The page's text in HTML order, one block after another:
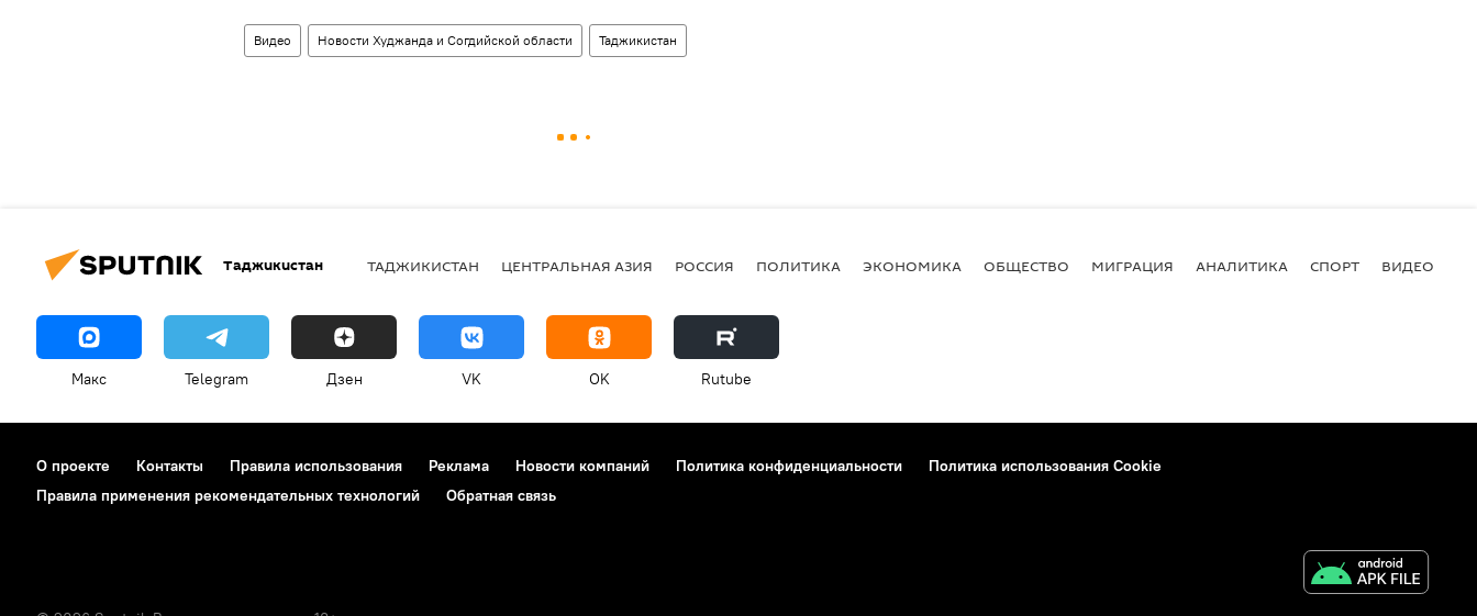
Видео Новости Худжанда и Согдийской области Таджикистан
Таджикистан ТАДЖИКИСТАН ЦЕНТРАЛЬНАЯ АЗИЯ РОССИЯ ПОЛИТИКА ЭКОНОМИКА ОБЩЕСТВО МИГРАЦИЯ АНАЛИТИКА СПОРТ ВИДЕО
Макс Telegram Дзен VK OK Rutube
О проекте Контакты Правила использования Реклама Новости компаний Политика конфиденциальности
Политика использования Cookie
Правила применения рекомендательных технологий
Обратная связь